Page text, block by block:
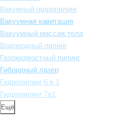
Вакумный гидропилинг
Вакуумная кавитация
Вакуумный массаж тела
Водородный пилинг
Газожидкостный пилинг
Гибридный лазер
Гидропилинг 6 в 1
Гидропилинг 7в1
Ещё